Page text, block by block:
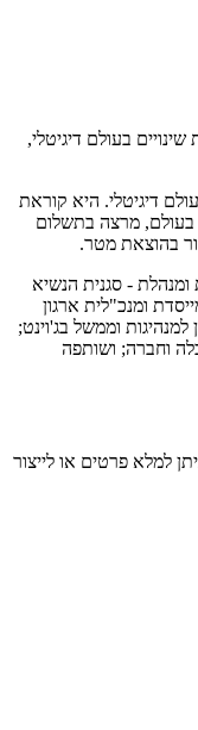
בעולם דיגיטלי,
דיגיטלי. היא קוראת
בעולם, מרצה בתשלום
בהוצאת מטר.
ומנהלת - סגנית הנשיא
ומנכ"לית ארגון
וממשל בג'וינט;
וחברה; ושותפה
למלא פרטים או לייצור